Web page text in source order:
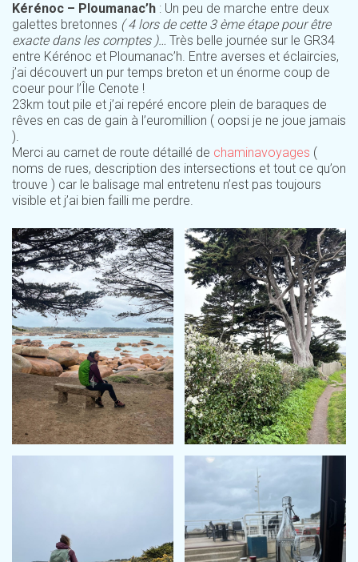
Kérénoc – Ploumanac’h : Un peu de marche entre deux
galettes bretonnes ( 4 lors de cette 3 ème étape pour être
exacte dans les comptes )… Très belle journée sur le GR34
entre Kérénoc et Ploumanac’h. Entre averses et éclaircies,
j’ai découvert un pur temps breton et un énorme coup de
coeur pour l’Île Cenote !
23km tout pile et j’ai repéré encore plein de baraques de
rêves en cas de gain à l’euromillion ( oopsi je ne joue jamais
).
Merci au carnet de route détaillé de chaminavoyages (
noms de rues, description des intersections et tout ce qu’on
trouve ) car le balisage mal entretenu n’est pas toujours
visible et j’ai bien failli me perdre.